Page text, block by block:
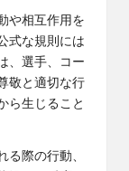
や相互作用を
式な規則には
、選手、コー
敬と適切な行
ら生じること
る際の行動、